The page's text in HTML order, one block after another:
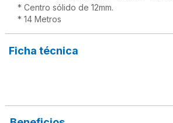
* Centro sólido de 12mm.
* 14 Metros
Ficha técnica